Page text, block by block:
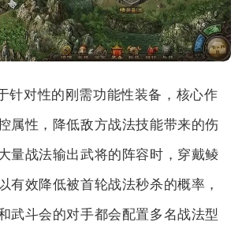
针对性的刚需功能性装备，核心作
属性，降低敌方战法技能带来的伤
量战法输出武将的阵容时，穿戴鲮
有效降低被首轮战法秒杀的概率，
武斗会的对手都会配置多名战法型